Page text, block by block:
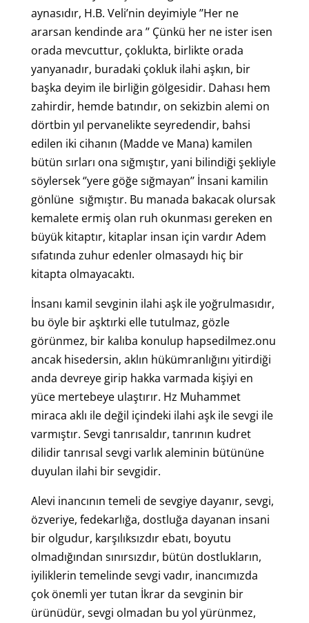
aynasıdır, H.B. Veli’nin deyimiyle ’’Her ne
ararsan kendinde ara ’’ Çünkü her ne ister isen
orada mevcuttur, çoklukta, birlikte orada
yanyanadır, buradaki çokluk ilahi aşkın, bir
başka deyim ile birliğin gölgesidir. Dahası hem
zahirdir, hemde batındır, on sekizbin alemi on
dörtbin yıl pervanelikte seyredendir, bahsi
edilen iki cihanın (Madde ve Mana) kamilen
bütün sırları ona sığmıştır, yani bilindiği şekliyle
söylersek ‘’yere göğe sığmayan’’ İnsani kamilin
gönlüne sığmıştır. Bu manada bakacak olursak
kemalete ermiş olan ruh okunması gereken en
büyük kitaptır, kitaplar insan için vardır Adem
sıfatında zuhur edenler olmasaydı hiç bir
kitapta olmayacaktı.
İnsanı kamil sevginin ilahi aşk ile yoğrulmasıdır,
bu öyle bir aşktırki elle tutulmaz, gözle
görünmez, bir kalıba konulup hapsedilmez.onu
ancak hisedersin, aklın hükümranlığını yitirdiği
anda devreye girip hakka varmada kişiyi en
yüce mertebeye ulaştırır. Hz Muhammet
miraca aklı ile değil içindeki ilahi aşk ile sevgi ile
varmıştır. Sevgi tanrısaldır, tanrının kudret
dilidir tanrısal sevgi varlık aleminin bütününe
duyulan ilahi bir sevgidir.
Alevi inancının temeli de sevgiye dayanır, sevgi,
özveriye, fedekarlığa, dostluğa dayanan insani
bir olgudur, karşılıksızdır ebatı, boyutu
olmadığından sınırsızdır, bütün dostlukların,
iyiliklerin temelinde sevgi vadır, inancımızda
çok önemli yer tutan İkrar da sevginin bir
ürünüdür, sevgi olmadan bu yol yürünmez,